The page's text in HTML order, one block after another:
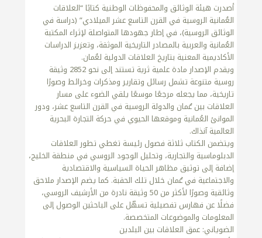
أصدرت هيئة الوثائق والمحفوظات الوطنية كتابًا “العلاقات
العُمانية الروسية في القرن التاسع عشر الميلادي” (دراسة في
الوثائق الروسية)، في إطار جهودها المتواصلة لإثراء المكتبة
العُمانية والعربية بالمصادر التاريخية الموثقة، وتعزيز الدراسات
الأكاديمية المعنية بتاريخ العلاقات الدولية لعُمان.
ويقدم الإصدار مادة علمية ثرية تستند إلى نحو 2852 وثيقة
روسية متنوعة تشمل رسائل وتقارير ومذكرات وخرائط وصورًا
تاريخية، مما يجعله مرجعًا موسعًا يلقي الضوء على مسار
العلاقات بين عُمان والدولة الروسية في القرن التاسع عشر، ودور
الموانئ العُمانية وموقعها الحيوي في حركة التجارة البحرية
العالمية آنذاك.
ويتضمن الكتاب ثلاثة فصول رئيسة تغطي تطور العلاقات
الدبلوماسية والتجارية، وتحليل الوجود الروسي في منطقة الخليج،
إضافة إلى توثيق مظاهر الحياة السياسية والاقتصادية
والاجتماعية في عُمان خلال تلك الحقبة. كما يضم الإصدار ملاحق
وثائقية وصورًا لأكثر من 50 وثيقة نادرة من الأرشيف الروسي،
فضلًا عن فهارس تفصيلية تسهّل على الباحثين الوصول إلى
المعلومات والموضوعات المتخصصة.
الضوياني: عمق العلاقات بين البلدين